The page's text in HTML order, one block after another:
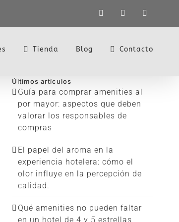
LinkedIn
X Instagram
Tienda Blog Contacto
Últimos artículos
Guía para comprar amenities al
por mayor: aspectos que deben
valorar los responsables de
compras
El papel del aroma en la
experiencia hotelera: cómo el
olor influye en la percepción de
calidad.
Qué amenities no pueden faltar
en un hotel de 4 y 5 estrellas